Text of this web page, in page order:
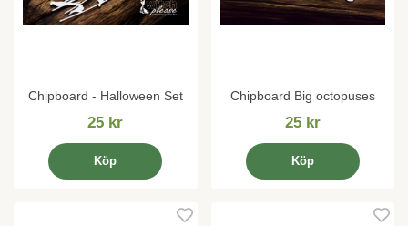
Chipboard - Halloween Set
25 kr
Köp
Chipboard Big octopuses
25 kr
Köp